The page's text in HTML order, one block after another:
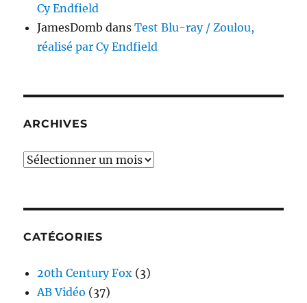
Cy Endfield
JamesDomb dansTest Blu-ray / Zoulou,
réalisé par Cy Endfield
ARCHIVES
Archives
CATÉGORIES
20th Century Fox (3)
AB Vidéo (37)